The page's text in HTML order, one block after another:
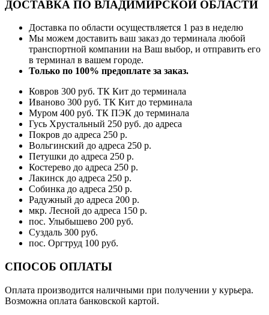
ДОСТАВКА ПО ВЛАДИМИРСКОЙ ОБЛАСТИ
Доставка по области осуществляется 1 раз в неделю
Мы можем доставить ваш заказ до терминала любой
транспортной компании на Ваш выбор, и отправить его
в терминал в вашем городе.
Только по 100% предоплате за заказ.
Ковров 300 руб. ТК Кит до терминала
Иваново 300 руб. ТК Кит до терминала
Муром 400 руб. ТК ПЭК до терминала
Гусь Хрустальный 250 руб. до адреса
Покров до адреса 250 р.
Вольгинский до адреса 250 р.
Петушки до адреса 250 р.
Костерево до адреса 250 р.
Лакинск до адреса 250 р.
Собинка до адреса 250 р.
Радужный до адреса 200 р.
мкр. Лесной до адреса 150 р.
пос. Улыбышево 200 руб.
Суздаль 300 руб.
пос. Оргтруд 100 руб.
СПОСОБ ОПЛАТЫ
Оплата производится наличными при получении у курьера.
Возможна оплата банковской картой.